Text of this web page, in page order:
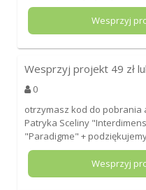
Wesprzyj
Wesprzyj projekt 49 zł
0
otrzymasz kod do
Patryka Sceliny
"Paradigme" +
Wesprzyj